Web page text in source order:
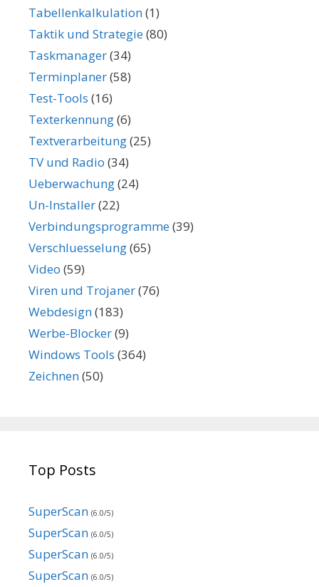
Tabellenkalkulation(1)
Taktik und Strategie(80)
Taskmanager(34)
Terminplaner(58)
Test-Tools (16)
Texterkennung(6)
Textverarbeitung(25)
TV und Radio (34)
Ueberwachung(24)
Un-Installer(22)
Verbindungsprogramme(39)
Verschluesselung(65)
Video (59)
Viren und Trojaner(76)
Webdesign(183)
Werbe-Blocker(9)
Windows Tools (364)
Zeichnen(50)
Top Posts
SuperScan (6.0/5)
SuperScan (6.0/5)
SuperScan (6.0/5)
SuperScan (6.0/5)